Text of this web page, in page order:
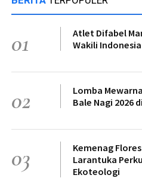
01
Atlet Difabel
Wakili
02
Lomba
Bale Nagi 2026
03
Kemenag
Larantuka
Ekoteologi